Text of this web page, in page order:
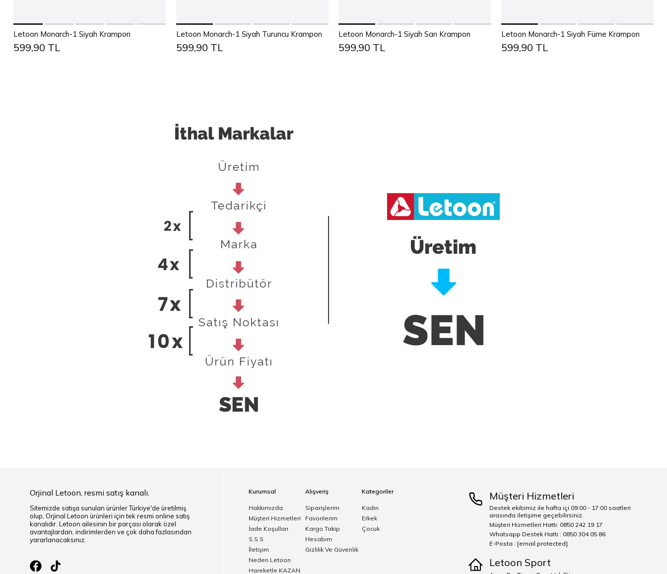
Sepete Ekle
37 38 39 40
Letoon Monarch-1 Siyah Krampon
599,90 TL
Sepete Ekle
37 38 39 40 42
Letoon Monarch-1 Siyah Turuncu Krampon
599,90 TL
Sepete Ekle
37 38 39 40 41
Letoon Monarch-1 Siyah Sarı Krampon
599,90 TL
Sepete Ekle
37 38 39 40
Letoon Monarch-1 Siyah Füme Krampon
599,90 TL
Orjinal Letoon, resmi satış kanalı.
Sitemizde satışa sunulan ürünler Türkiye'de üretilmiş
olup, Orjinal Letoon ürünleri için tek resmi online satış
kanalıdır. Letoon ailesinin bir parçası olarak özel
avantajlardan, indirimlerden ve çok daha fazlasından
yararlanacaksınız.
Kurumsal
Hakkımızda
Müşteri Hizmetleri
İade Koşulları
S.S.S
İletişim
Neden Letoon
Hareketle KAZAN
Alışveriş
Siparişlerim
Favorilerim
Kargo Takip
Hesabım
Gizlilik Ve Güvenlik
Kategoriler
Kadın
Erkek
Çocuk
Müşteri Hizmetleri
Destek ekibimiz ile hafta içi 09:00 - 17:00 saatleri
arasında iletişime geçebilirsiniz.
Müşteri Hizmetleri Hattı: 0850 242 19 17
Whatsapp Destek Hattı : 0850 304 05 86
E-Posta : [email protected]
Letoon Sport